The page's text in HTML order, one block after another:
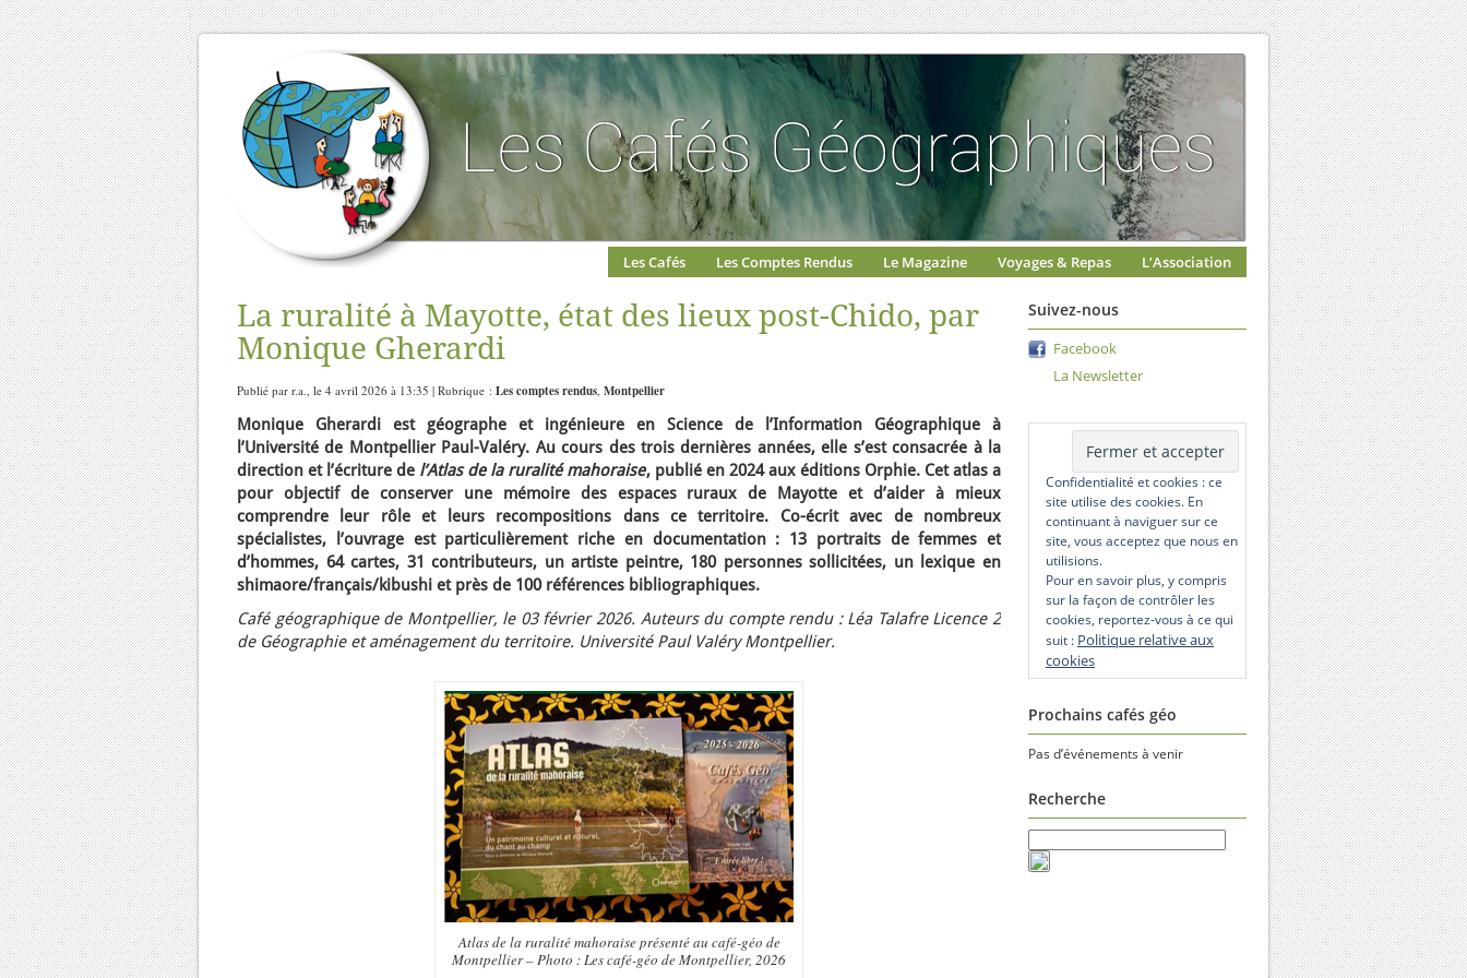
Les Cafés Les Comptes Rendus Le Magazine Voyages & Repas L’Association
La ruralité à Mayotte, état des lieux post-Chido, par
Monique Gherardi
Publié par r.a., le 4 avril 2026 à 13:35 | Rubrique : Les comptes rendus, Montpellier
Monique Gherardi est géographe et ingénieure en Science de l’Information Géographique à
l’Université de Montpellier Paul-Valéry. Au cours des trois dernières années, elle s’est consacrée à la
direction et l’écriture de l’Atlas de la ruralité mahoraise, publié en 2024 aux éditions Orphie. Cet atlas a
pour objectif de conserver une mémoire des espaces ruraux de Mayotte et d’aider à mieux
comprendre leur rôle et leurs recompositions dans ce territoire. Co-écrit avec de nombreux
spécialistes, l’ouvrage est particulièrement riche en documentation : 13 portraits de femmes et
d’hommes, 64 cartes, 31 contributeurs, un artiste peintre, 180 personnes sollicitées, un lexique en
shimaore/français/kibushi et près de 100 références bibliographiques.
Café géographique de Montpellier, le 03 février 2026. Auteurs du compte rendu : Léa Talafre Licence 2
de Géographie et aménagement du territoire. Université Paul Valéry Montpellier.
Atlas de la ruralité mahoraise présenté au café-géo de
Montpellier – Photo : Les café-géo de Montpellier, 2026
Suivez-nous
Facebook
La Newsletter
Confidentialité et cookies : ce
site utilise des cookies. En
continuant à naviguer sur ce
site, vous acceptez que nous en
utilisions.
Pour en savoir plus, y compris
sur la façon de contrôler les
cookies, reportez-vous à ce qui
suit : Politique relative aux
cookies
Prochains cafés géo
Pas d’événements à venir
Recherche